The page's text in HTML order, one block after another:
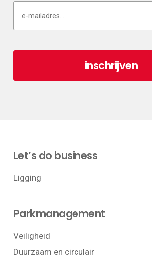
Let’s do business
Ligging
Parkmanagement
Veiligheid
Duurzaam en circulair